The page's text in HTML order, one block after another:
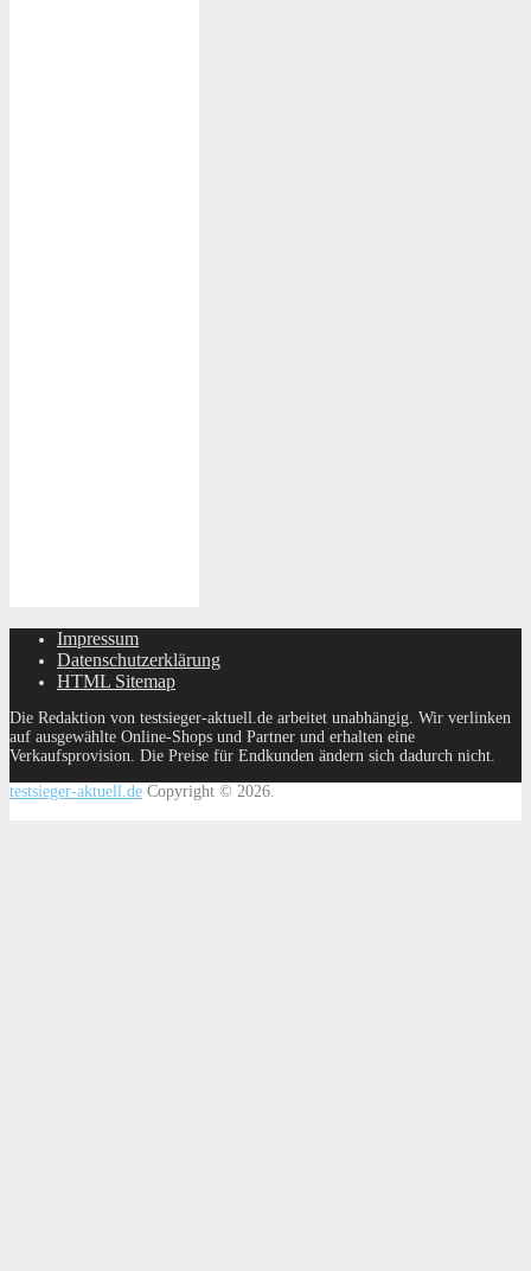
Impressum
Datenschutzerklärung
HTML Sitemap
Die Redaktion von testsieger-aktuell.de arbeitet unabhängig. Wir verlinken
auf ausgewählte Online-Shops und Partner und erhalten eine
Verkaufsprovision. Die Preise für Endkunden ändern sich dadurch nicht.
testsieger-aktuell.de Copyright © 2026.